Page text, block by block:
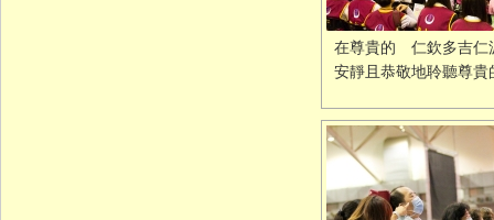
在尊貴的 仁欽多吉仁
安靜且恭敬地聆聽尊